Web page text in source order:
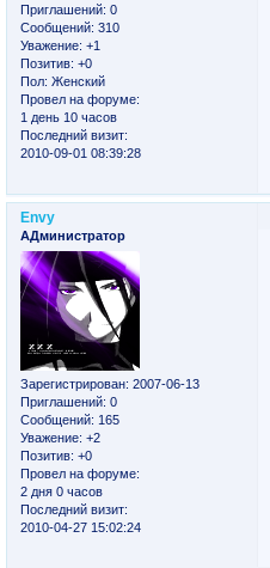
Приглашений: 0
Сообщений: 310
Уважение: +1
Позитив: +0
Пол: Женский
Провел на форуме:
1 день 10 часов
Последний визит:
2010-09-01 08:39:28
Envy
АДминистратор
Зарегистрирован: 2007-06-13
Приглашений: 0
Сообщений: 165
Уважение: +2
Позитив: +0
Провел на форуме:
2 дня 0 часов
Последний визит:
2010-04-27 15:02:24